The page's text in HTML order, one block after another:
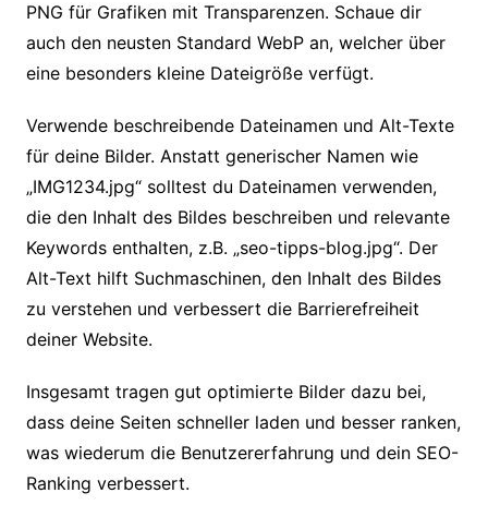
PNG für Grafiken mit Transparenzen. Schaue dir
auch den neusten Standard WebP an, welcher über
eine besonders kleine Dateigröße verfügt.
Verwende beschreibende Dateinamen und Alt-Texte
für deine Bilder. Anstatt generischer Namen wie
„IMG1234.jpg“ solltest du Dateinamen verwenden,
die den Inhalt des Bildes beschreiben und relevante
Keywords enthalten, z.B. „seo-tipps-blog.jpg“. Der
Alt-Text hilft Suchmaschinen, den Inhalt des Bildes
zu verstehen und verbessert die Barrierefreiheit
deiner Website.
Insgesamt tragen gut optimierte Bilder dazu bei,
dass deine Seiten schneller laden und besser ranken,
was wiederum die Benutzererfahrung und dein SEO-
Ranking verbessert.